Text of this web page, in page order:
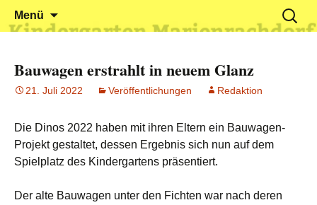
Kindergarten Marienrachdorf
Klein reingehen – Groß rauskommen
Menü
Suchen
nach:
Bauwagen erstrahlt in neuem Glanz
21. Juli 2022 Veröffentlichungen Redaktion
Die Dinos 2022 haben mit ihren Eltern ein Bauwagen-
Projekt gestaltet, dessen Ergebnis sich nun auf dem
Spielplatz des Kindergartens präsentiert.
Der alte Bauwagen unter den Fichten war nach deren